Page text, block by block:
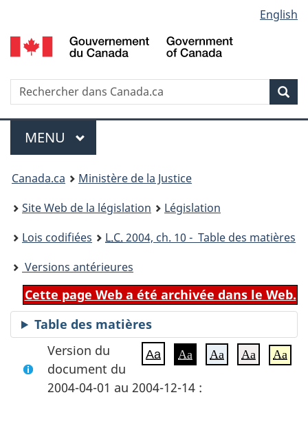
au
contenu
propos
de
la
HTML
simplifiée
selection
English
Recherche
Menu
MENU PRINCIPAL
You
are
here:
Canada.ca
Ministère de la Justice
Site Web de la législation
Législation
Lois codifiées
L.C. 2004, ch. 10 - Table des matières
Versions antérieures
Cette page Web a été archivée dans le Web.
Table des matières
Aa Aa Aa Aa Aa
Version du
document du
2004-04-01 au 2004-12-14 :